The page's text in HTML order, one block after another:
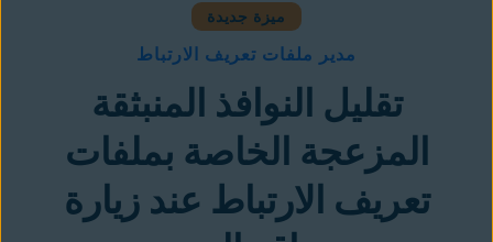
ميزة جديدة
مدير ملفات تعريف الارتباط
تقليل النوافذ المنبثقة
المزعجة الخاصة بملفات
تعريف الارتباط عند زيارة